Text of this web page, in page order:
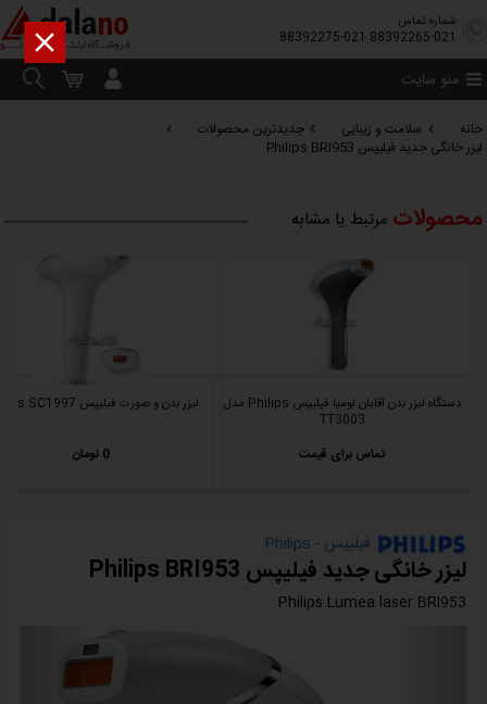
شماره تماس
88392265-021
88392275-021
منو سایت
خانه سلامت و زیبایی
جدیدترین محصولات
لیزر خانگی جدید فیلیپس Philips BRI953
محصولات مرتبط یا مشابه
دستگاه لیزر بدن آقایان لومیا فیلیپس Philips مدل
TT3003
تماس برای قیمت
لیزر بدن و صورت فیلیپس Philips SC1997
0 تومان
فیلیپس - Philips
لیزر خانگی جدید فیلیپس Philips BRI953
Philips Lumea laser BRI953
